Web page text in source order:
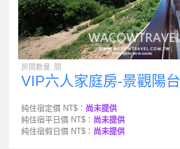
房間數量: 間
VIP六人家庭房-景觀陽台
純住宿定價 NT$： 尚未提供
純住宿平日價 NT$： 尚未提供
純住宿假日價 NT$： 尚未提供